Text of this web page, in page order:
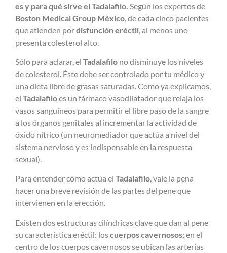
es y para qué sirve el Tadalafilo. Según los expertos de
Boston Medical Group México , de cada cinco pacientes
que atienden pordisfunción eréctil , al menos uno
presenta colesterol alto.
Sólo para aclarar, el Tadalafilo no disminuye los niveles
de colesterol. Éste debe ser controlado por tu médico y
una dieta libre de grasas saturadas. Como ya explicamos,
el Tadalafiloes un fármaco vasodilatador que relaja los
vasos sanguíneos para permitir el libre paso de la sangre
a los órganos genitales al incrementar la actividad de
óxido nítrico (un neuromediador que actúa a nivel del
sistema nervioso y es indispensable en la respuesta
sexual).
Para entender cómo actúa el Tadalafilo, vale la pena
hacer una breve revisión de las partes del pene que
intervienen en la erección.
Existen dos estructuras cilíndricas clave que dan al pene
su característica eréctil: loscuerpos cavernosos; en el
centro de los cuerpos cavernosos se ubican las arterias